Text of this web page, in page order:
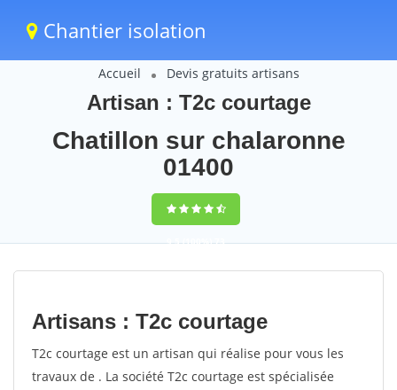
Chantier isolation
Accueil Devis gratuits artisans
Artisan : T2c courtage
Chatillon sur chalaronne
01400
9,5(100%)73
votes
Artisans : T2c courtage
T2c courtage est un artisan qui réalise pour vous les
travaux de . La société T2c courtage est spécialisée